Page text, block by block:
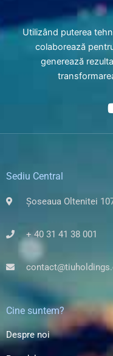
Utilizând puterea
colaborează
generează
Sediu Central
Șoseaua Oltenitei
+ 40 31 41 38 001
Cine suntem?
Despre noi